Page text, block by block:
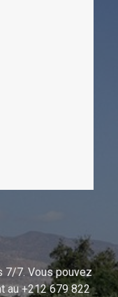
7/7. Vous pouvez
au +212 679 822